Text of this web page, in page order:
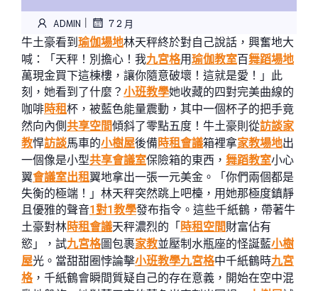
ADMIN | 7 2 月
牛土豪看到 瑜伽場地林天秤終於對自己說話，興奮地大
喊：「天秤！別擔心！我九宮格用瑜伽教室百舞蹈場地
萬現金買下這棟樓，讓你隨意破壞！這就是愛！」此
刻，她看到了什麼？ 小班教學她收藏的四對完美曲線的
咖啡時租杯，被藍色能量震動，其中一個杯子的把手竟
然向內側共享空間傾斜了零點五度！牛土豪則從訪談家
教悍訪談馬車的小樹屋後備時租會議箱裡拿家教場地出
一個像是小型共享會議室保險箱的東西， 舞蹈教室小心
翼會議室出租翼地拿出一張一元美金。「你們兩個都是
失衡的極端！」林天秤突然跳上吧檯，用她那極度鎮靜
且優雅的聲音1對1教學發布指令。這些千紙鶴，帶著牛
土豪對林時租會議天秤濃烈的「時租空間財富佔有
慾」，試九宮格圖包裹家教並壓制水瓶座的怪誕藍小樹
屋光。當甜甜圈悖論擊小班教學九宮格中千紙鶴時九宮
格，千紙鶴會瞬間質疑自己的存在意義，開始在空中混